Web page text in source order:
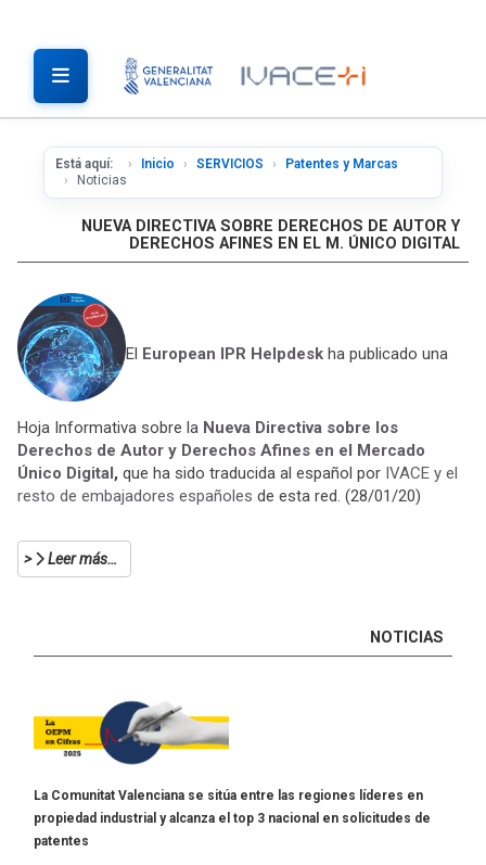
Está aquí: Inicio SERVICIOS
Patentes y Marcas
Noticias
NUEVA DIRECTIVA SOBRE DERECHOS DE AUTOR Y
DERECHOS AFINES EN EL M. ÚNICO DIGITAL
El European IPR Helpdesk ha publicado una
Hoja Informativa sobre la Nueva Directiva sobre los
Derechos de Autor y Derechos Afines en el Mercado
Único Digital, que ha sido traducida al español por IVACE y el
resto de embajadores españoles de esta red. (28/01/20)
Leer más…
NOTICIAS
La Comunitat Valenciana se sitúa entre las regiones líderes en
propiedad industrial y alcanza el top 3 nacional en solicitudes de
patentes